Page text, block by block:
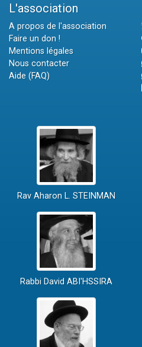
L'association
A propos de l'association
Faire un don !
Mentions légales
Nous contacter
Aide (FAQ)
Rav Aharon L. STEINMAN
Rabbi David ABI'HSSIRA